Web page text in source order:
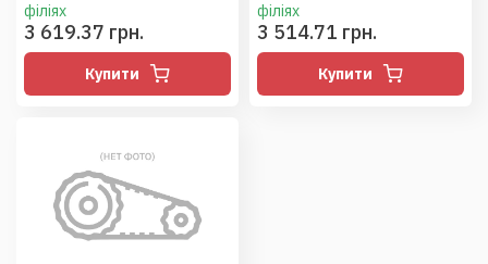
філіях
3 619.37 грн.
Купити
філіях
3 514.71 грн.
Купити